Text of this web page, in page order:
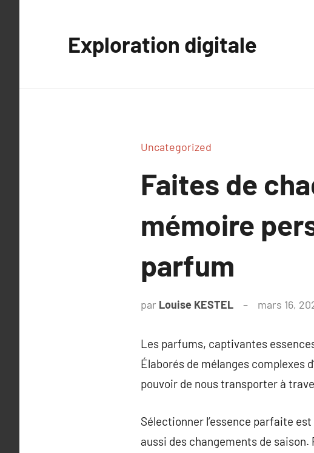
Exploration digitale
Uncategorized
Faites de
mémoire
parfum
par Louise KESTEL mars 16,
Les parfums, captivantes
Élaborés de mélanges complexes
pouvoir de nous transporter à
Sélectionner l’essence parfaite
aussi des changements de